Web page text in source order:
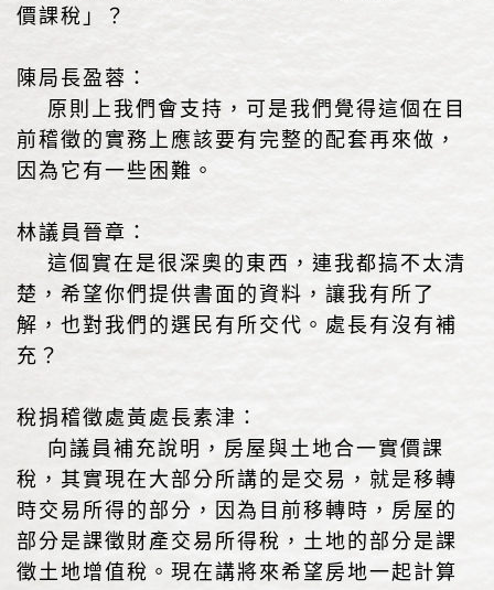
價課稅」？
陳局長盈蓉：
原則上我們會支持，可是我們覺得這個在目
前稽徵的實務上應該要有完整的配套再來做，
因為它有一些困難。
林議員晉章：
這個實在是很深奧的東西，連我都搞不太清
楚，希望你們提供書面的資料，讓我有所了
解，也對我們的選民有所交代。處長有沒有補
充？
稅捐稽徵處黃處長素津：
向議員補充說明，房屋與土地合一實價課
稅，其實現在大部分所講的是交易，就是移轉
時交易所得的部分，因為目前移轉時，房屋的
部分是課徵財產交易所得稅，土地的部分是課
徵土地增值稅。現在講將來希望房地一起計算